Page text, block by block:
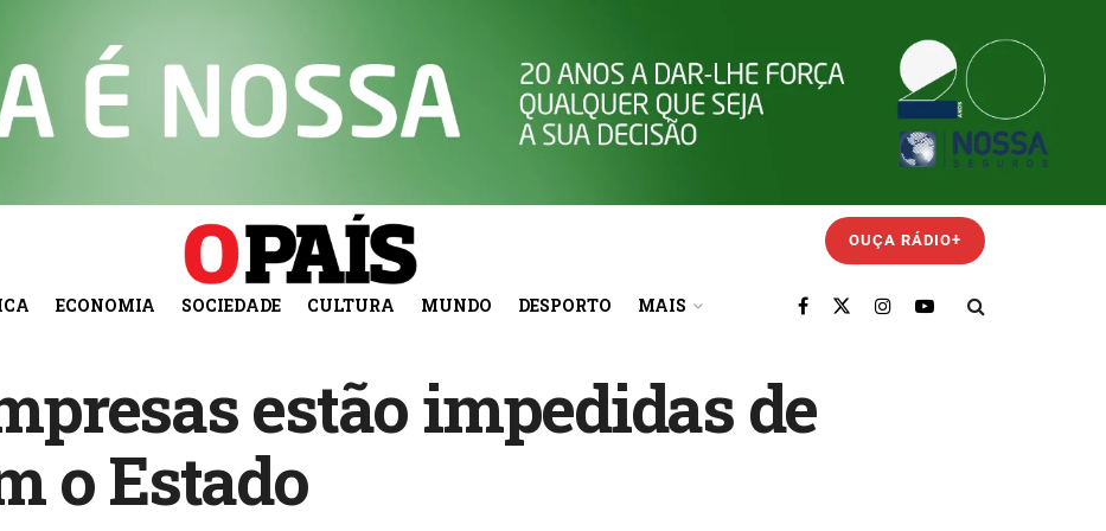
OUÇA RÁDIO+
ECONOMIA SOCIEDADE CULTURA MUNDO DESPORTO MAIS
estão impedidas de
o Estado